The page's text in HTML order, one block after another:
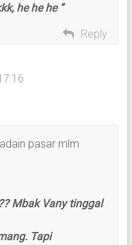
he he he ”
Reply
pasar mlm
Mbak Vany tinggal
Tapi